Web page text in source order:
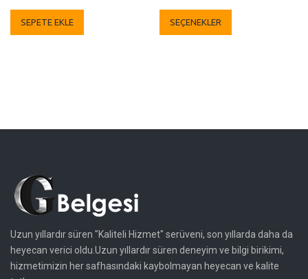
SEPETE EKLE SEÇENEKLER
Uzun yıllardır süren "Kaliteli Hizmet" serüveni, son yıllarda daha da
heyecan verici oldu.Uzun yıllardır süren deneyim ve bilgi birikimi,
hizmetimizin her safhasındaki kaybolmayan heyecan ve kalite